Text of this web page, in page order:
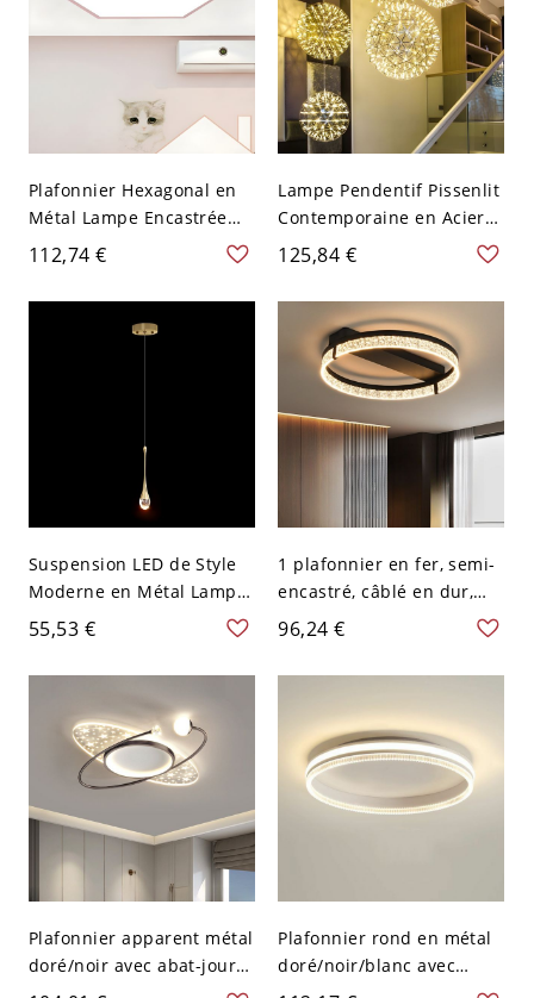
Plafonnier Hexagonal en
Métal Lampe Encastrée
LED Style Cartoon pour
Chambre d'Enfant - 110 V-
120 V Rose 30,48 cm Blanc
112,74 €
Lampe Pendentif Pissenlit
Contemporaine en Acier
Inoxydable Chromé à
Têtes Multiples, 8" L
125,84 €
Suspension LED de Style
Moderne en Métal Lampe
Suspendue en Or Abat-
Jour en Cristal - 110 V-120
V 1 Goutte d'Eau
55,53 €
1 plafonnier en fer, semi-
encastré, câblé en dur,
pour chambre principale -
Noir 110 V-120 V
Gradation à trois niveaux
96,24 €
Plafonnier apparent métal
doré/noir avec abat-jour
en acrylique - Noir 110 V-
Plafonnier rond en métal
doré/noir/blanc avec
abat-jour en acrylique -